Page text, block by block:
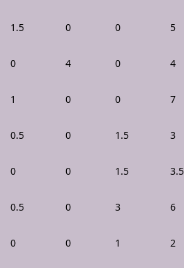
1.5 0 0 5
0 4 0 4
1 0 0 7
0.5 0 1.5 3
0 0 1.5 3.5
0.5 0 3 6
0 0 1 2